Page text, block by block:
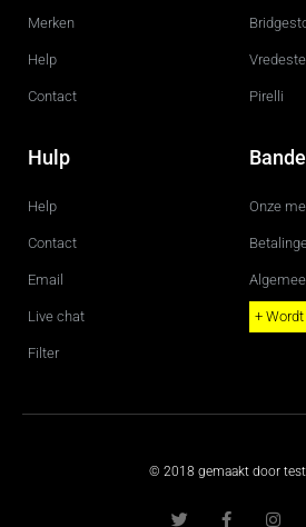
Merken
Help
Contact Pirelli
Hulp
Help
Contact
Email
Live chat
Filter
Onze
+
© 2018 gemaakt door
w a n